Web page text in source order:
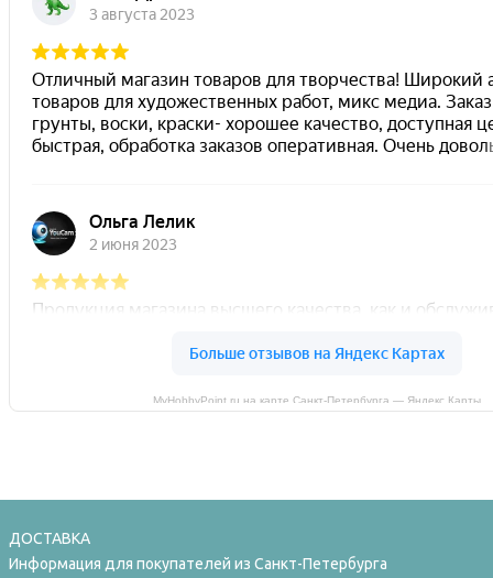
MyHobbyPoint.ru на карте Санкт‑Петербурга — Яндекс Карты
ДОСТАВКА
Информация для покупателей из Санкт-Петербурга